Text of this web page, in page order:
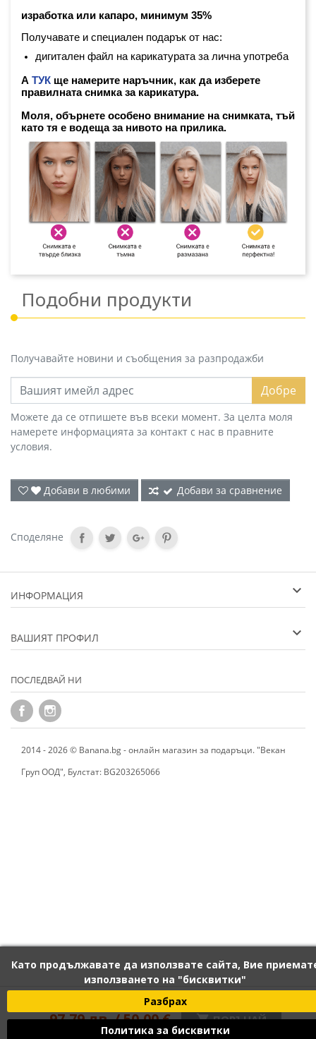
Като продължавате да използвате сайта, Вие
използването на "бисквитки"
Разбрах
Политика за бисквитки
120 лв. / 61,36 €
97,79 лв. / 50,00 €  ПОРЪЧАЙ
изработка или капаро, минимум 35%
Получавате и специален подарък от нас:
дигитален файл на карикатурата за лична употреба
А ТУК ще намерите наръчник, как да изберете
правилната снимка за карикатура.
Моля, обърнете особено внимание на снимката, тъй
като тя е водеща за нивото на прилика.
Подобни продукти
Получавайте новини и съобщения за разпродажби
Добре
Можете да се отпишете във всеки момент. За целта моля
намерете информацията за контакт с нас в правните
условия.
Добави в любими Добави за сравнение
Споделяне
ИНФОРМАЦИЯ
ВАШИЯТ ПРОФИЛ
ПОСЛЕДВАЙ НИ
2014 - 2026 © Banana.bg - онлайн магазин за подаръци. "Векан
Груп ООД", Булстат: BG203265066